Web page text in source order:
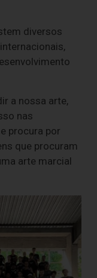
diversos
a nossa arte,
nas
procura por
que procuram
arte marcial